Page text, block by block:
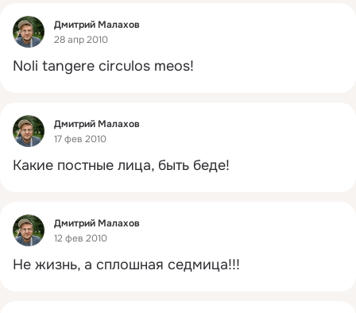
Фид
Дмитрий Малахов
28 апр 2010
Noli tangere circulos meos!
Фид
Дмитрий Малахов
17 фев 2010
Какие постные лица, быть беде!
Фид
Дмитрий Малахов
12 фев 2010
Не жизнь, а сплошная седмица!!!